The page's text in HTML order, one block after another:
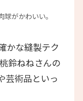
がかわいい。
かな縫製テク
鈴ねねさんの
芸術品といっ